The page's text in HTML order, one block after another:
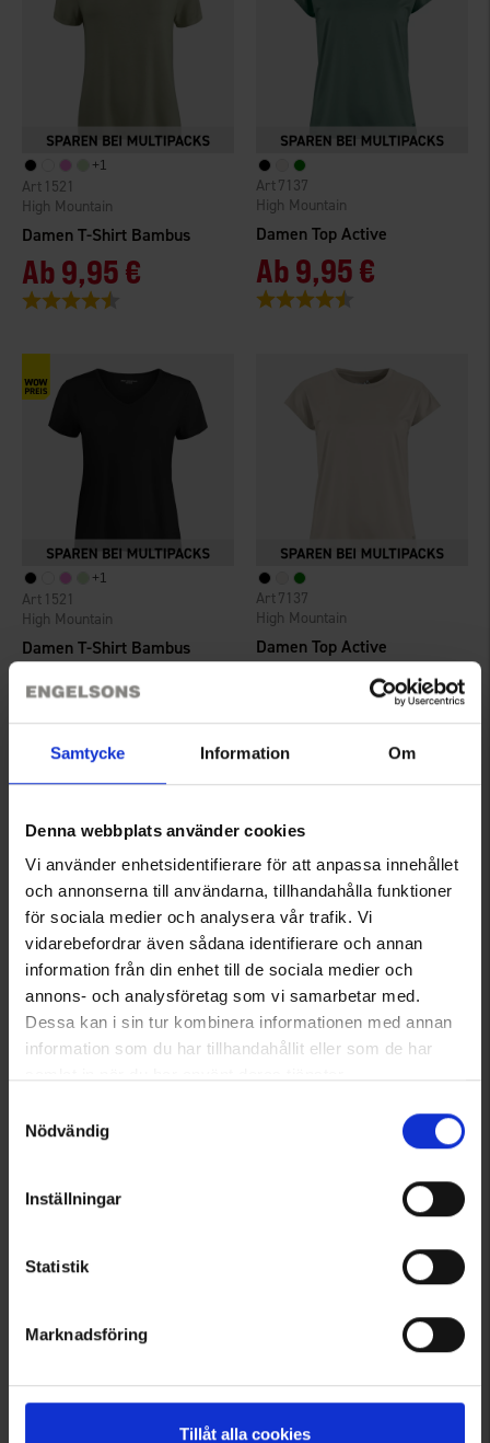
Samtycke Information Om
Denna webbplats använder cookies
Vi använder enhetsidentifierare för att anpassa innehållet
och annonserna till användarna, tillhandahålla funktioner
för sociala medier och analysera vår trafik. Vi
vidarebefordrar även sådana identifierare och annan
information från din enhet till de sociala medier och
annons- och analysföretag som vi samarbetar med.
Dessa kan i sin tur kombinera informationen med annan
information som du har tillhandahållit eller som de har
Nödvändig
Inställningar
Statistik
Marknadsföring
Tillåt alla cookies
+1
Damen T-Shirt Bambus
High Mountain
1521
Ab9,95 €
Bewertung:
Damen Top Active
High Mountain
7137
Ab9,95 €
Bewertung:
+1
Damen T-Shirt Bambus
High Mountain
1521
Ab9,95 €
Damen Top Active
High Mountain
7137
9,95 €
4.4 von 5 Sternen
Damen Top Active Relaxed
High Mountain
Bewertung:
Damen T-Shirt LOGO
High Mountain
4.5 von 5 Sternen
+2
1320